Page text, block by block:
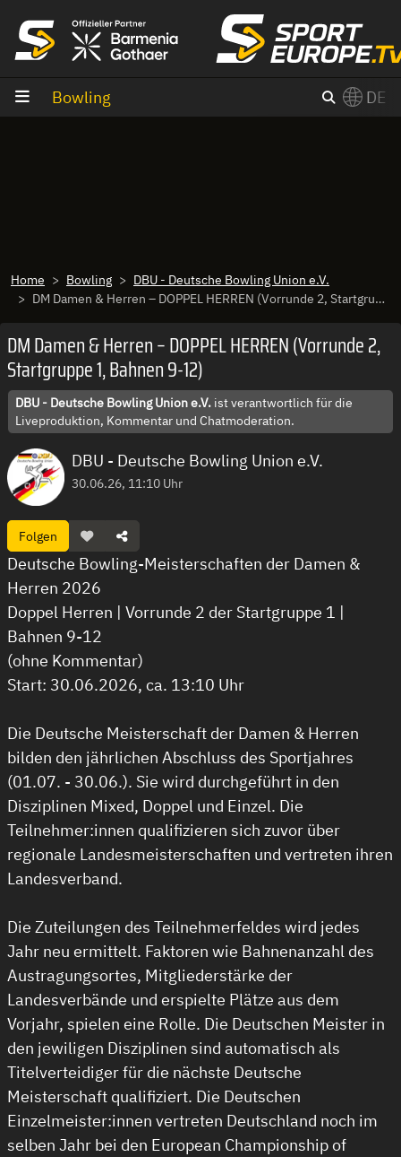
Bowling DE
Home Bowling
DBU - Deutsche Bowling Union e.V.
DM Damen & Herren – DOPPEL HERREN (Vorrunde 2, Startgruppe 1, Bahnen 9-12)
DM Damen & Herren – DOPPEL HERREN (Vorrunde 2,
Startgruppe 1, Bahnen 9-12)
DBU - Deutsche Bowling Union e.V. ist verantwortlich für die
Liveproduktion, Kommentar und Chatmoderation.
DBU - Deutsche Bowling Union e.V.
30.06.26, 11:10 Uhr
Folgen
Deutsche Bowling-Meisterschaften der Damen &
Herren 2026
Doppel Herren | Vorrunde 2 der Startgruppe 1 |
Bahnen 9-12
(ohne Kommentar)
Start: 30.06.2026, ca. 13:10 Uhr
Die Deutsche Meisterschaft der Damen & Herren
bilden den jährlichen Abschluss des Sportjahres
(01.07. - 30.06.). Sie wird durchgeführt in den
Disziplinen Mixed, Doppel und Einzel. Die
Teilnehmer:innen qualifizieren sich zuvor über
regionale Landesmeisterschaften und vertreten ihren
Landesverband.
Die Zuteilungen des Teilnehmerfeldes wird jedes
Jahr neu ermittelt. Faktoren wie Bahnenanzahl des
Austragungsortes, Mitgliederstärke der
Landesverbände und erspielte Plätze aus dem
Vorjahr, spielen eine Rolle. Die Deutschen Meister in
den jewiligen Disziplinen sind automatisch als
Titelverteidiger für die nächste Deutsche
Meisterschaft qualifiziert. Die Deutschen
Einzelmeister:innen vertreten Deutschland noch im
selben Jahr bei den European Championship of